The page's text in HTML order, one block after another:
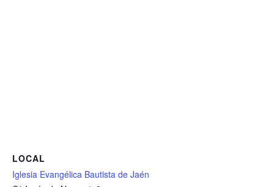
LOCAL
Iglesia Evangélica Bautista de Jaén